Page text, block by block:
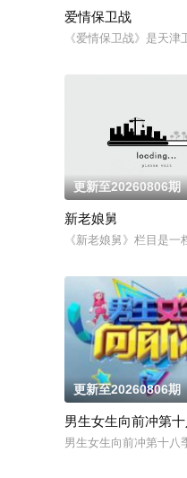
爱情保卫战
《爱情保卫战》是天
更新至20260806期
新老娘舅
《新老娘舅》栏目是
更新至20260806期
男生女生向前冲第
男生女生向前冲第十八